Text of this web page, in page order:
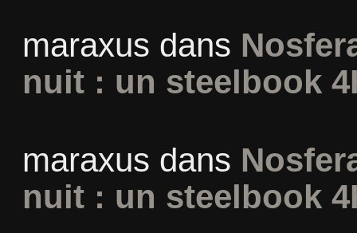
maraxus dans
nuit : un steelbook
maraxus dans
nuit : un steelbook